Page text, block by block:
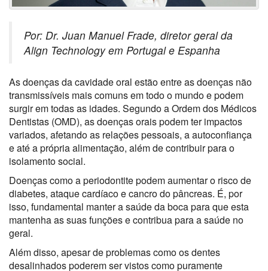
Por: Dr. Juan Manuel Frade, diretor geral da
Align Technology em Portugal e Espanha
As doenças da cavidade oral estão entre as doenças não
transmissíveis mais comuns em todo o mundo e podem
surgir em todas as idades. Segundo a Ordem dos Médicos
Dentistas (OMD), as doenças orais podem ter impactos
variados, afetando as relações pessoais, a autoconfiança
e até a própria alimentação, além de contribuir para o
isolamento social.
Doenças como a periodontite podem aumentar o risco de
diabetes, ataque cardíaco e cancro do pâncreas. É, por
isso, fundamental manter a saúde da boca para que esta
mantenha as suas funções e contribua para a saúde no
geral.
Além disso, apesar de problemas como os dentes
desalinhados poderem ser vistos como puramente